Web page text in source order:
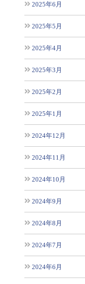
2025年6月
2025年5月
2025年4月
2025年3月
2025年2月
2025年1月
2024年12月
2024年11月
2024年10月
2024年9月
2024年8月
2024年7月
2024年6月